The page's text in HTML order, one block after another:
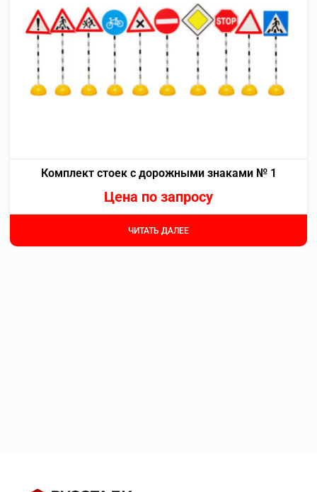
Комплект стоек с дорожными знаками № 1
Цена по запросу
ЧИТАТЬ ДАЛЕЕ